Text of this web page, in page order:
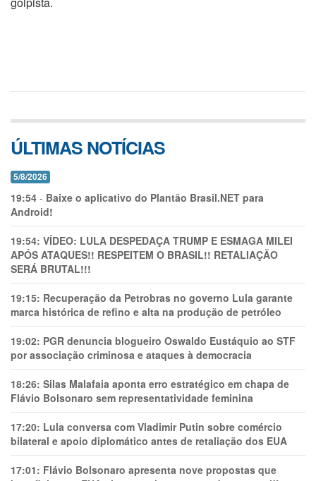
ÚLTIMAS NOTÍCIAS
5/8/2026
19:54 - Baixe o aplicativo do Plantão Brasil.NET para
Android!
19:54: VÍDEO: LULA DESPEDAÇA TRUMP E ESMAGA MILEI
APÓS ATAQUES!! RESPEITEM O BRASIL!! RETALIAÇÃO
SERÁ BRUTAL!!!
19:15: Recuperação da Petrobras no governo Lula garante
marca histórica de refino e alta na produção de petróleo
19:02: PGR denuncia blogueiro Oswaldo Eustáquio ao STF
por associação criminosa e ataques à democracia
18:26: Silas Malafaia aponta erro estratégico em chapa de
Flávio Bolsonaro sem representatividade feminina
17:20: Lula conversa com Vladimir Putin sobre comércio
bilateral e apoio diplomático antes de retaliação dos EUA
17:01: Flávio Bolsonaro apresenta nove propostas que